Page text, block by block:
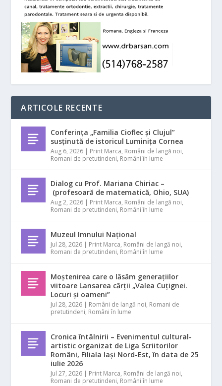
ARTICOLE RECENTE
Conferința „Familia Cioflec și Clujul”
susținută de istoricul Luminița Cornea
Aug 6, 2026 | Print Marca, Români de langă noi,
Romani de pretutindeni, Români în lume
Dialog cu Prof. Mariana Chiriac –
(profesoară de matematică, Ohio, SUA)
Aug 2, 2026 | Print Marca, Români de langă noi,
Romani de pretutindeni, Români în lume
Muzeul Imnului Național
Jul 28, 2026 | Print Marca, Români de langă noi,
Romani de pretutindeni, Români în lume
Moștenirea care o lăsăm generațiilor
viitoare Lansarea cărții „Valea Cuțignei.
Locuri și oameni”
Jul 28, 2026 | Români de langă noi, Romani de
pretutindeni, Români în lume
Cronica întâlnirii – Evenimentul cultural-
artistic organizat de Liga Scriitorilor
Români, Filiala Iași Nord-Est, în data de 25
iulie 2026
Jul 27, 2026 | Print Marca, Români de langă noi,
Romani de pretutindeni, Români în lume